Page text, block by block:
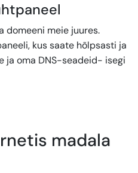
domeeni meie juures.
kus saate hõlpsasti ja
ja oma DNS-seadeid- isegi
madala